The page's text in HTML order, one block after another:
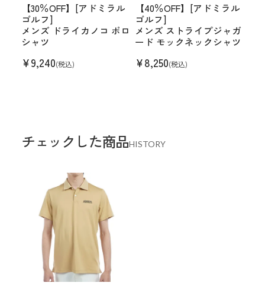
【30％OFF】[アドミラル
ゴルフ]
メンズ ドライカノコ ポロ
シャツ
¥9,240(税込)
【40％OFF】[アドミラル
ゴルフ]
メンズ ストライプジャガ
ード モックネックシャツ
¥8,250(税込)
チェックした商品HISTORY